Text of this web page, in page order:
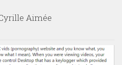
Aimée